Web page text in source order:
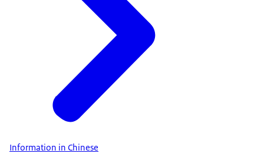
Information in Chinese